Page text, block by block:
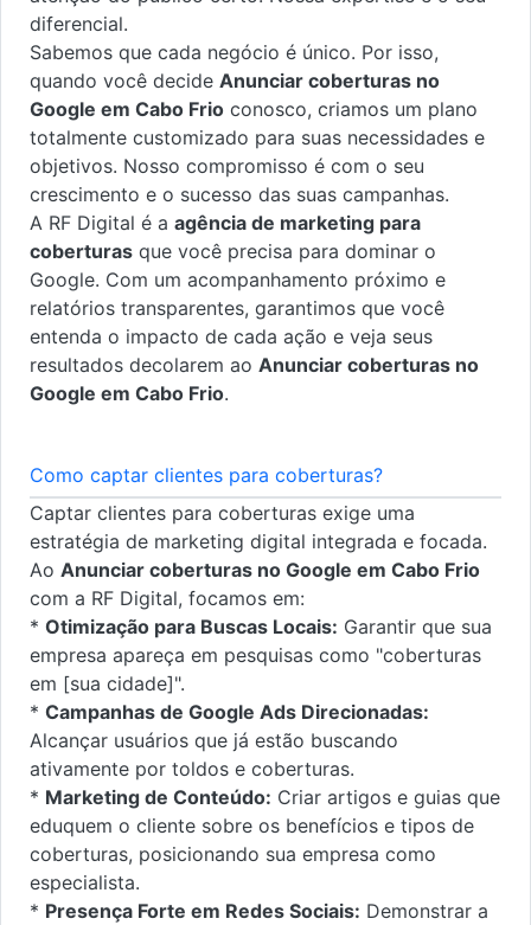
diferencial.
Sabemos que cada negócio é único. Por isso,
quando você decide Anunciar coberturas no
Google em Cabo Frio conosco, criamos um plano
totalmente customizado para suas necessidades e
objetivos. Nosso compromisso é com o seu
crescimento e o sucesso das suas campanhas.
A RF Digital é a agência de marketing para
coberturas que você precisa para dominar o
Google. Com um acompanhamento próximo e
relatórios transparentes, garantimos que você
entenda o impacto de cada ação e veja seus
resultados decolarem ao Anunciar coberturas no
Google em Cabo Frio.
Como captar clientes para coberturas?
Captar clientes para coberturas exige uma
estratégia de marketing digital integrada e focada.
Ao Anunciar coberturas no Google em Cabo Frio
com a RF Digital, focamos em:
* Otimização para Buscas Locais: Garantir que sua
empresa apareça em pesquisas como "coberturas
em [sua cidade]".
* Campanhas de Google Ads Direcionadas:
Alcançar usuários que já estão buscando
ativamente por toldos e coberturas.
* Marketing de Conteúdo: Criar artigos e guias que
eduquem o cliente sobre os benefícios e tipos de
coberturas, posicionando sua empresa como
especialista.
* Presença Forte em Redes Sociais: Demonstrar a